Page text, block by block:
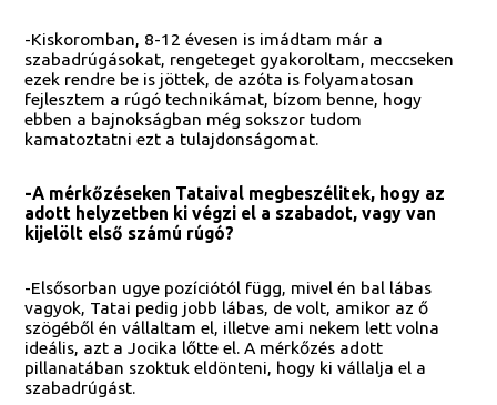
-Kiskoromban, 8-12 évesen is imádtam már a
szabadrúgásokat, rengeteget gyakoroltam, meccseken
ezek rendre be is jöttek, de azóta is folyamatosan
fejlesztem a rúgó technikámat, bízom benne, hogy
ebben a bajnokságban még sokszor tudom
kamatoztatni ezt a tulajdonságomat.
-A mérkőzéseken Tataival megbeszélitek, hogy az
adott helyzetben ki végzi el a szabadot, vagy van
kijelölt első számú rúgó?
-Elsősorban ugye pozíciótól függ, mivel én bal lábas
vagyok, Tatai pedig jobb lábas, de volt, amikor az ő
szögéből én vállaltam el, illetve ami nekem lett volna
ideális, azt a Jocika lőtte el. A mérkőzés adott
pillanatában szoktuk eldönteni, hogy ki vállalja el a
szabadrúgást.